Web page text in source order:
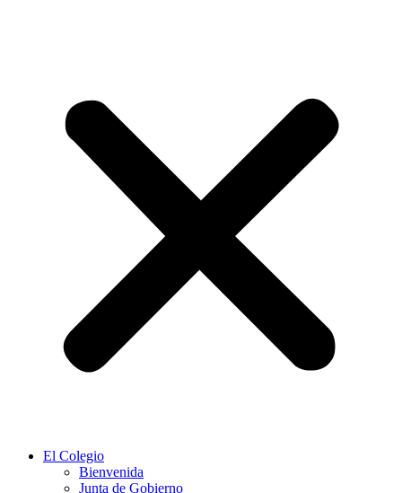
El Colegio
Bienvenida
Junta de Gobierno